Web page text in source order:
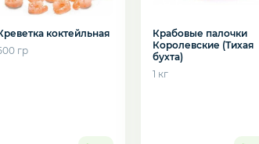
коктейльная
гр
Крабовые палочки
Королевские (Тихая
бухта)
1 кг